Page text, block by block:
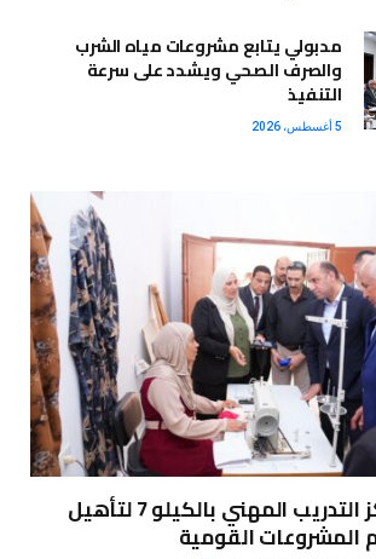
مدبولي يتابع مشروعات مياه الشرب
والصرف الصحي ويشدد على سرعة
التنفيذ
5 أغسطس، 2026
تطوير مركز التدريب المهني بالكيلو 7 لتأهيل
المشروعات القومية